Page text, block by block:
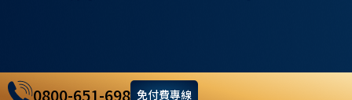
0800-651-698 免付費專線